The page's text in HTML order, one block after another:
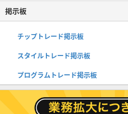
掲示板
チップトレード掲示板
スタイルトレード掲示板
プログラムトレード掲示板